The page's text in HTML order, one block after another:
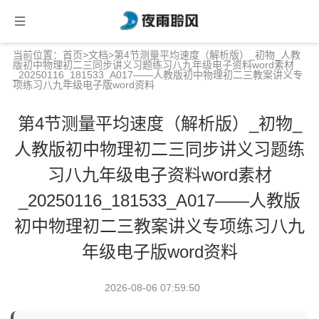
当前位置： 首页>文档>第4节测量平均速度（解析版）_初物_人教
版初中物理初二三同步讲义习题练习八九年级电子资料word素材
_20250116_181533_A017——人教版初中物理初二三教案讲义专
项练习八九年级电子版word资料
第4节测量平均速度（解析版）_初物_
人教版初中物理初二三同步讲义习题练
习八九年级电子资料word素材
_20250116_181533_A017——人教版
初中物理初二三教案讲义专项练习八九
年级电子版word资料
2026-08-06 07:59:50